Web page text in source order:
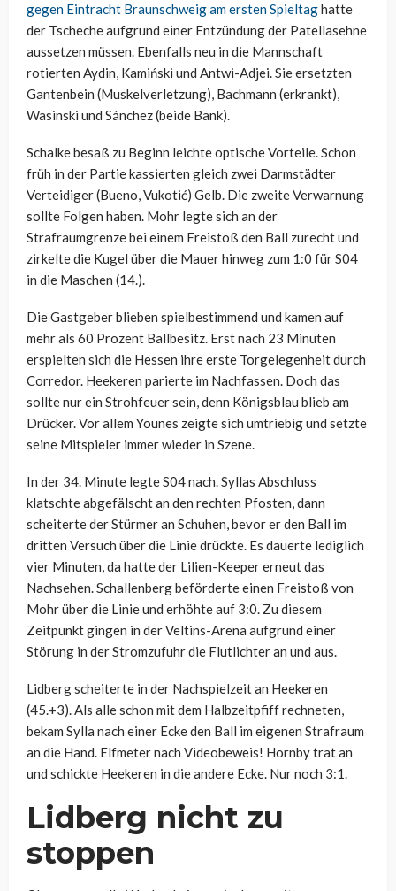
gegen Eintracht Braunschweig am ersten Spieltaghatte
der Tscheche aufgrund einer Entzündung der Patellasehne
aussetzen müssen. Ebenfalls neu in die Mannschaft
rotierten Aydin, Kamiński und Antwi-Adjei. Sie ersetzten
Gantenbein (Muskelverletzung), Bachmann (erkrankt),
Wasinski und Sánchez (beide Bank).
Schalke besaß zu Beginn leichte optische Vorteile. Schon
früh in der Partie kassierten gleich zwei Darmstädter
Verteidiger (Bueno, Vukotić) Gelb. Die zweite Verwarnung
sollte Folgen haben. Mohr legte sich an der
Strafraumgrenze bei einem Freistoß den Ball zurecht und
zirkelte die Kugel über die Mauer hinweg zum 1:0 für S04
in die Maschen (14.).
Die Gastgeber blieben spielbestimmend und kamen auf
mehr als 60 Prozent Ballbesitz. Erst nach 23 Minuten
erspielten sich die Hessen ihre erste Torgelegenheit durch
Corredor. Heekeren parierte im Nachfassen. Doch das
sollte nur ein Strohfeuer sein, denn Königsblau blieb am
Drücker. Vor allem Younes zeigte sich umtriebig und setzte
seine Mitspieler immer wieder in Szene.
In der 34. Minute legte S04 nach. Syllas Abschluss
klatschte abgefälscht an den rechten Pfosten, dann
scheiterte der Stürmer an Schuhen, bevor er den Ball im
dritten Versuch über die Linie drückte. Es dauerte lediglich
vier Minuten, da hatte der Lilien-Keeper erneut das
Nachsehen. Schallenberg beförderte einen Freistoß von
Mohr über die Linie und erhöhte auf 3:0. Zu diesem
Zeitpunkt gingen in der Veltins-Arena aufgrund einer
Störung in der Stromzufuhr die Flutlichter an und aus.
Lidberg scheiterte in der Nachspielzeit an Heekeren
(45.+3). Als alle schon mit dem Halbzeitpfiff rechneten,
bekam Sylla nach einer Ecke den Ball im eigenen Strafraum
an die Hand. Elfmeter nach Videobeweis! Hornby trat an
und schickte Heekeren in die andere Ecke. Nur noch 3:1.
Lidberg nicht zu
stoppen